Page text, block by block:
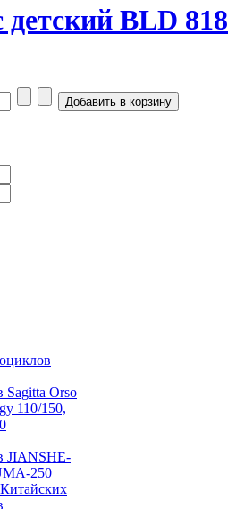
BLD 818
Sagitta Orso
110/150,
JIANSHE-
250